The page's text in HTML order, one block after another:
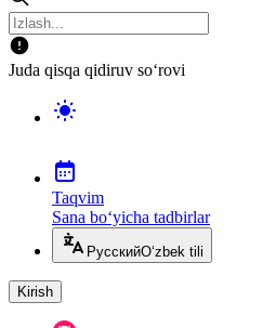
Juda qisqa qidiruv so‘rovi
Taqvim
Sana bo‘yicha tadbirlar
РусскийO‘zbek tili
Kirish